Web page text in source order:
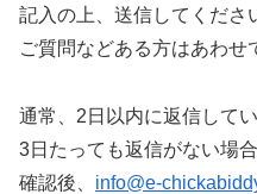
記入の上、送信してくださ
ご質問などある方はあわせ
通常、2日以内に返信してい
3日たっても返信がない場
確認後、 info@e-